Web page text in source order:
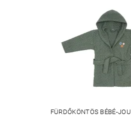
FÜRDŐKÖNTÖS BÉBÉ-